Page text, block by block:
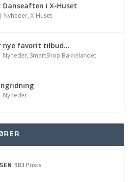
i X-Huset
| Nyheder,X-Huset
nye favorit tilbud…
Nyheder, SmartShop Bakkelandet
Nyheder
983 Posts